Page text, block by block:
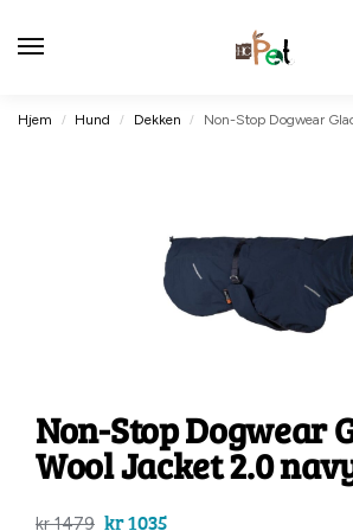
Hjem / Hund / Dekken / Non-Stop Dogwear Glacier
Non-Stop Dogwear
Wool Jacket 2.0
kr1479 kr1035